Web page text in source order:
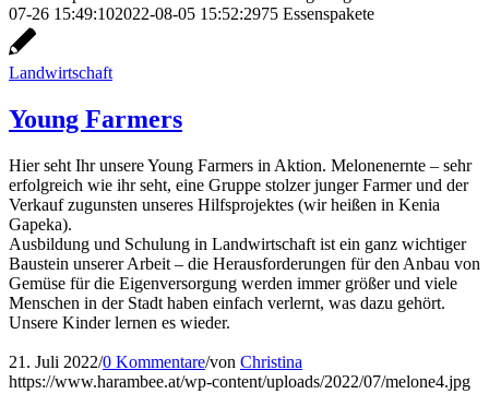
07-26 15:49:102022-08-05 15:52:2975 Essenspakete
Landwirtschaft
Young Farmers
Hier seht Ihr unsere Young Farmers in Aktion. Melonenernte – sehr
erfolgreich wie ihr seht, eine Gruppe stolzer junger Farmer und der
Verkauf zugunsten unseres Hilfsprojektes (wir heißen in Kenia
Gapeka).
Ausbildung und Schulung in Landwirtschaft ist ein ganz wichtiger
Baustein unserer Arbeit – die Herausforderungen für den Anbau von
Gemüse für die Eigenversorgung werden immer größer und viele
Menschen in der Stadt haben einfach verlernt, was dazu gehört.
Unsere Kinder lernen es wieder.
21. Juli 2022/0 Kommentare/von Christina
https://www.harambee.at/wp-content/uploads/2022/07/melone4.jpg